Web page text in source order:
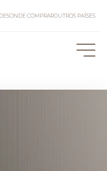
ONDE COMPRAROUTROS PAÍSES